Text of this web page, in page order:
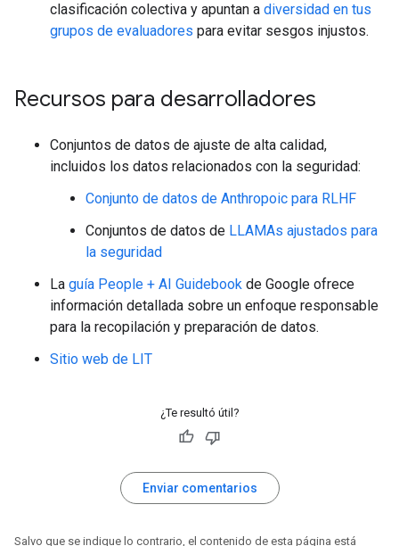
clasificación colectiva y apuntan a diversidad en tus
grupos de evaluadores para evitar sesgos injustos.
Recursos para desarrolladores
Conjuntos de datos de ajuste de alta calidad,
incluidos los datos relacionados con la seguridad:
Conjunto de datos de Anthropoic para RLHF
Conjuntos de datos de LLAMAs ajustados para
la seguridad
La guía People + AI Guidebook de Google ofrece
información detallada sobre un enfoque responsable
para la recopilación y preparación de datos.
Sitio web de LIT
¿Te resultó útil?
Enviar comentarios
Salvo que se indique lo contrario, el contenido de esta página está